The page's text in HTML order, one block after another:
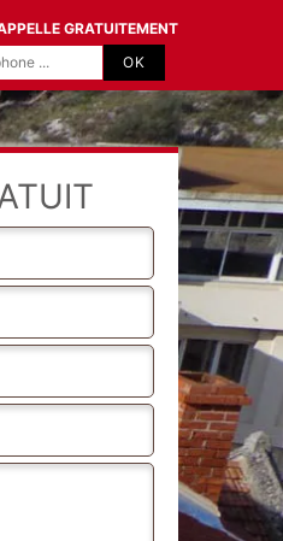
GRATUITEMENT